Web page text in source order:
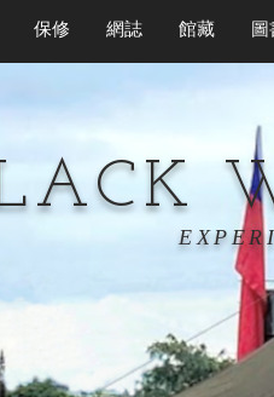
保修 網誌 館藏 圖